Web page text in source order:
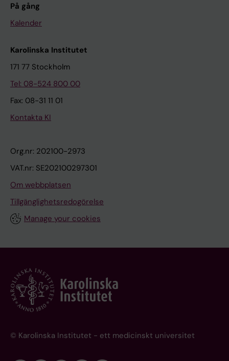
På gång
Kalender
Karolinska Institutet
171 77 Stockholm
Tel: 08-524 800 00
Fax: 08-31 11 01
Kontakta KI
Org.nr: 202100-2973
VAT.nr: SE202100297301
Om webbplatsen
Tillgänglighetsredogörelse
Manage your cookies
© Karolinska Institutet - ett medicinskt universitet